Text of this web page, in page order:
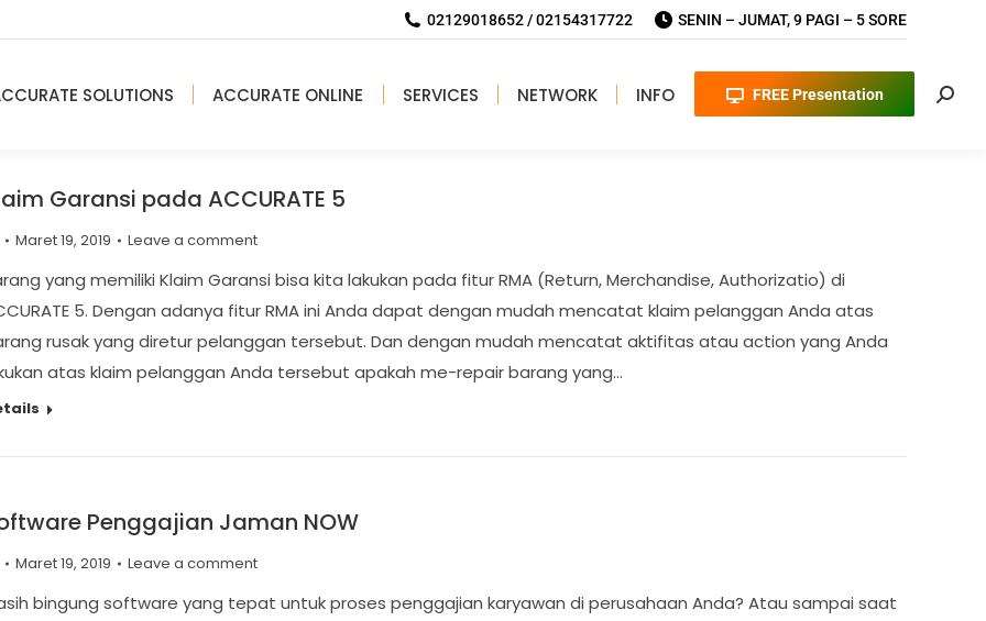
02129018652 / 02154317722 SENIN – JUMAT, 9 PAGI – 5 SORE
SOLUTIONS ACCURATE ONLINE SERVICES NETWORK INFO FREE Presentation
Garansi pada ACCURATE 5
Maret 19, 2019 Leave a comment
yang memiliki Klaim Garansi bisa kita lakukan pada fitur RMA (Return, Merchandise, Authorizatio) di
5. Dengan adanya fitur RMA ini Anda dapat dengan mudah mencatat klaim pelanggan Anda atas
rusak yang diretur pelanggan tersebut. Dan dengan mudah mencatat aktifitas atau action yang Anda
atas klaim pelanggan Anda tersebut apakah me-repair barang yang…
Penggajian Jaman NOW
Maret 19, 2019 Leave a comment
bingung software yang tepat untuk proses penggajian karyawan di perusahaan Anda? Atau sampai saat